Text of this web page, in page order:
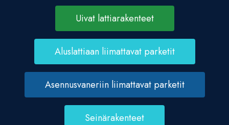
Uivat lattiarakenteet
Aluslattiaan liimattavat parketit
Asennusvaneriin liimattavat parketit
Seinärakenteet